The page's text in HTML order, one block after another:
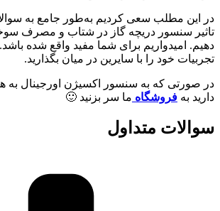
در این مطلب سعی کردیم به‌طور جامع به
تاثیر سنسور دریچه گاز در شتاب و مصرف
دهیم. امیدواریم برای شما مفید واقع شده
تجربیات خود را با سایرین در میان بگذارید.
در صورتی که به سنسور اکسیژن اورجینال به
دارید به فروشگاه ما سر بزنید 🙂
سوالات متداول